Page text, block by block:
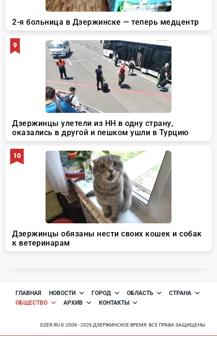
ГЛАВНАЯ НОВОСТИ ГОРОД ОБЛАСТЬ
СТРАНА
ОБЩЕСТВО
АРХИВ КОНТАКТЫ
DZER.RU © 2008 - 2026 ДЗЕРЖИНСКОЕ ВРЕМЯ. ВСЕ ПРАВА ЗАЩИЩЕНЫ